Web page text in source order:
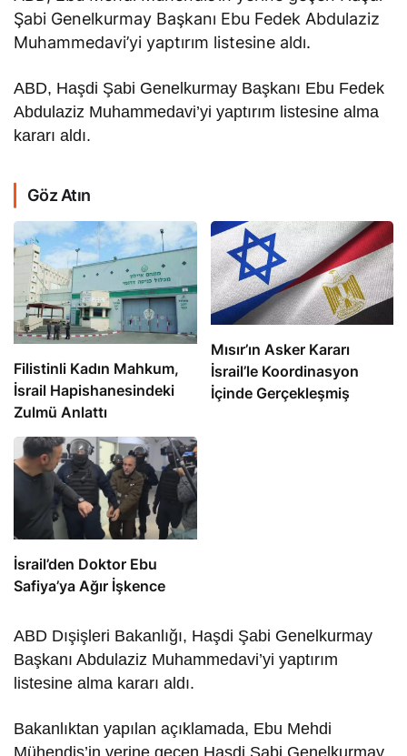
Şabi Genelkurmay Başkanı Ebu Fedek Abdulaziz
Muhammedavi’yi yaptırım listesine aldı.
ABD, Haşdi Şabi Genelkurmay Başkanı Ebu Fedek
Abdulaziz Muhammedavi’yi yaptırım listesine alma
kararı aldı.
Göz Atın
Filistinli Kadın Mahkum,
İsrail Hapishanesindeki
Zulmü Anlattı
Mısır’ın Asker Kararı
İsrail’le Koordinasyon
İçinde Gerçekleşmiş
İsrail’den Doktor Ebu
Safiya’ya Ağır İşkence
ABD Dışişleri Bakanlığı, Haşdi Şabi Genelkurmay
Başkanı Abdulaziz Muhammedavi’yi yaptırım
listesine alma kararı aldı.
Bakanlıktan yapılan açıklamada, Ebu Mehdi
Mühendis’in yerine geçen Haşdi Şabi Genelkurmay